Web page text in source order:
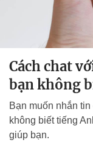
Cách chat
bạn không
Bạn muốn nhắn
không biết tiếng
giúp bạn.